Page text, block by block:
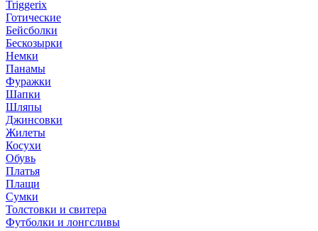
Triggerix
Готические
Бейсболки
Бескозырки
Немки
Панамы
Фуражки
Шапки
Шляпы
Джинсовки
Жилеты
Косухи
Обувь
Платья
Плащи
Сумки
Толстовки и свитера
Футболки и лонгсливы